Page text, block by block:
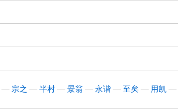
— 宗之 — 半村 — 景翁 — 永谐 — 至矣 — 用凯 —